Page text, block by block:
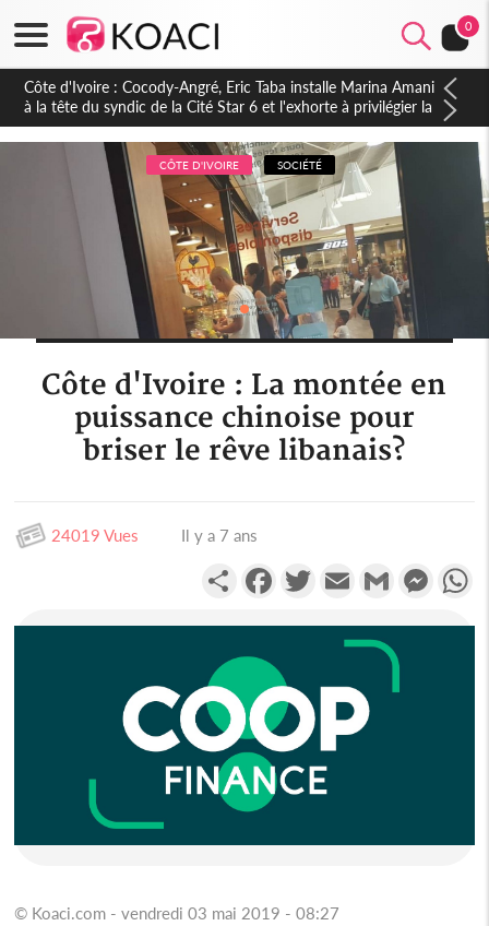
0
Côte d'Ivoire : Cocody-Angré, Eric Taba installe Marina Amani
à la tête du syndic de la Cité Star 6 et l'exhorte à privilégier la
proximité et l'unité
CÔTE D'IVOIRE SOCIÉTÉ
Côte d'Ivoire : La montée en
puissance chinoise pour
briser le rêve libanais?
24019 Vues Il y a 7 ans
PartagerFacebookTwitterEmail Gmail
© Koaci.com - vendredi 03 mai 2019 - 08:27